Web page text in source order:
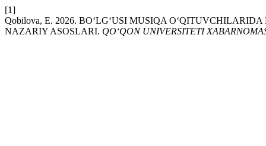
[1]
Qobilova, E. 2026. BO‘LG‘USI MUSIQA
NAZARIY ASOSLARI. QO‘QON UNIVERSITETI